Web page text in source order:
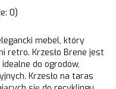
0)
mebel, który
retro. Krzesło Brene jest
do ogrodów,
Krzesło na taras